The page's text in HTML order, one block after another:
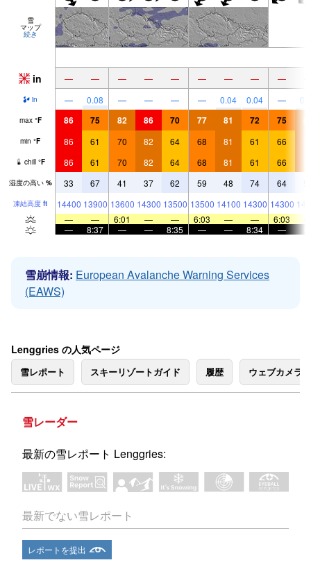
雪
マップ
続き
in — — — — — — — — —
in — 0.08 — — — — 0.04 0.04 —
max °F 86 75 82 86 70 77 81 72 75
min °F 86 61 70 82 64 68 81 61 66
chill °F 86 61 70 82 64 68 81 61 66
湿度の高い % 33 67 41 37 62 59 48 74 64
凍結高度 ft 14400 13900 13600 14300 13500 13500 14100 14300 14300
—
— 6:01 — — 6:03 — — 6:03
—
8:37 — — 8:35 — — 8:34 —
雪崩情報: European Avalanche Warning Services
(EAWS)
Lenggries の人気ページ
雪レポート スキーリゾートガイド 履歴 ウェブカメラ
雪レーダー
最新の雪レポート Lenggries:
最新でない雪レポート
レポートを提出